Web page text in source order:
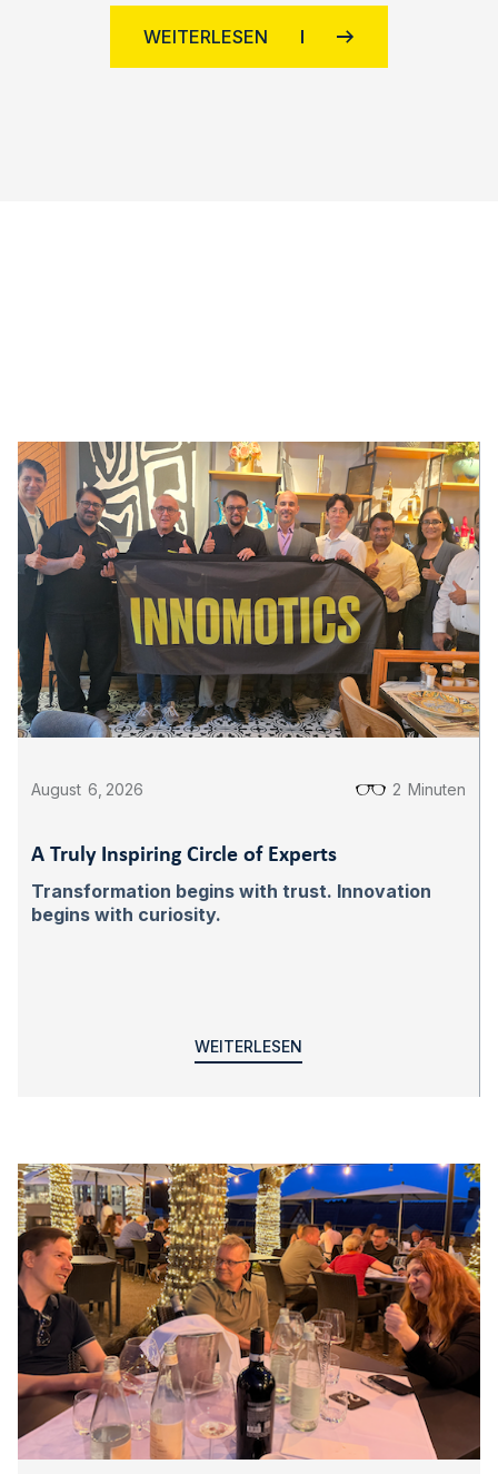
WEITERLESEN
August 6 2026 2 Minuten
A Truly Inspiring Circle of Experts
Transformation begins with trust. Innovation
begins with curiosity.
WEITERLESEN